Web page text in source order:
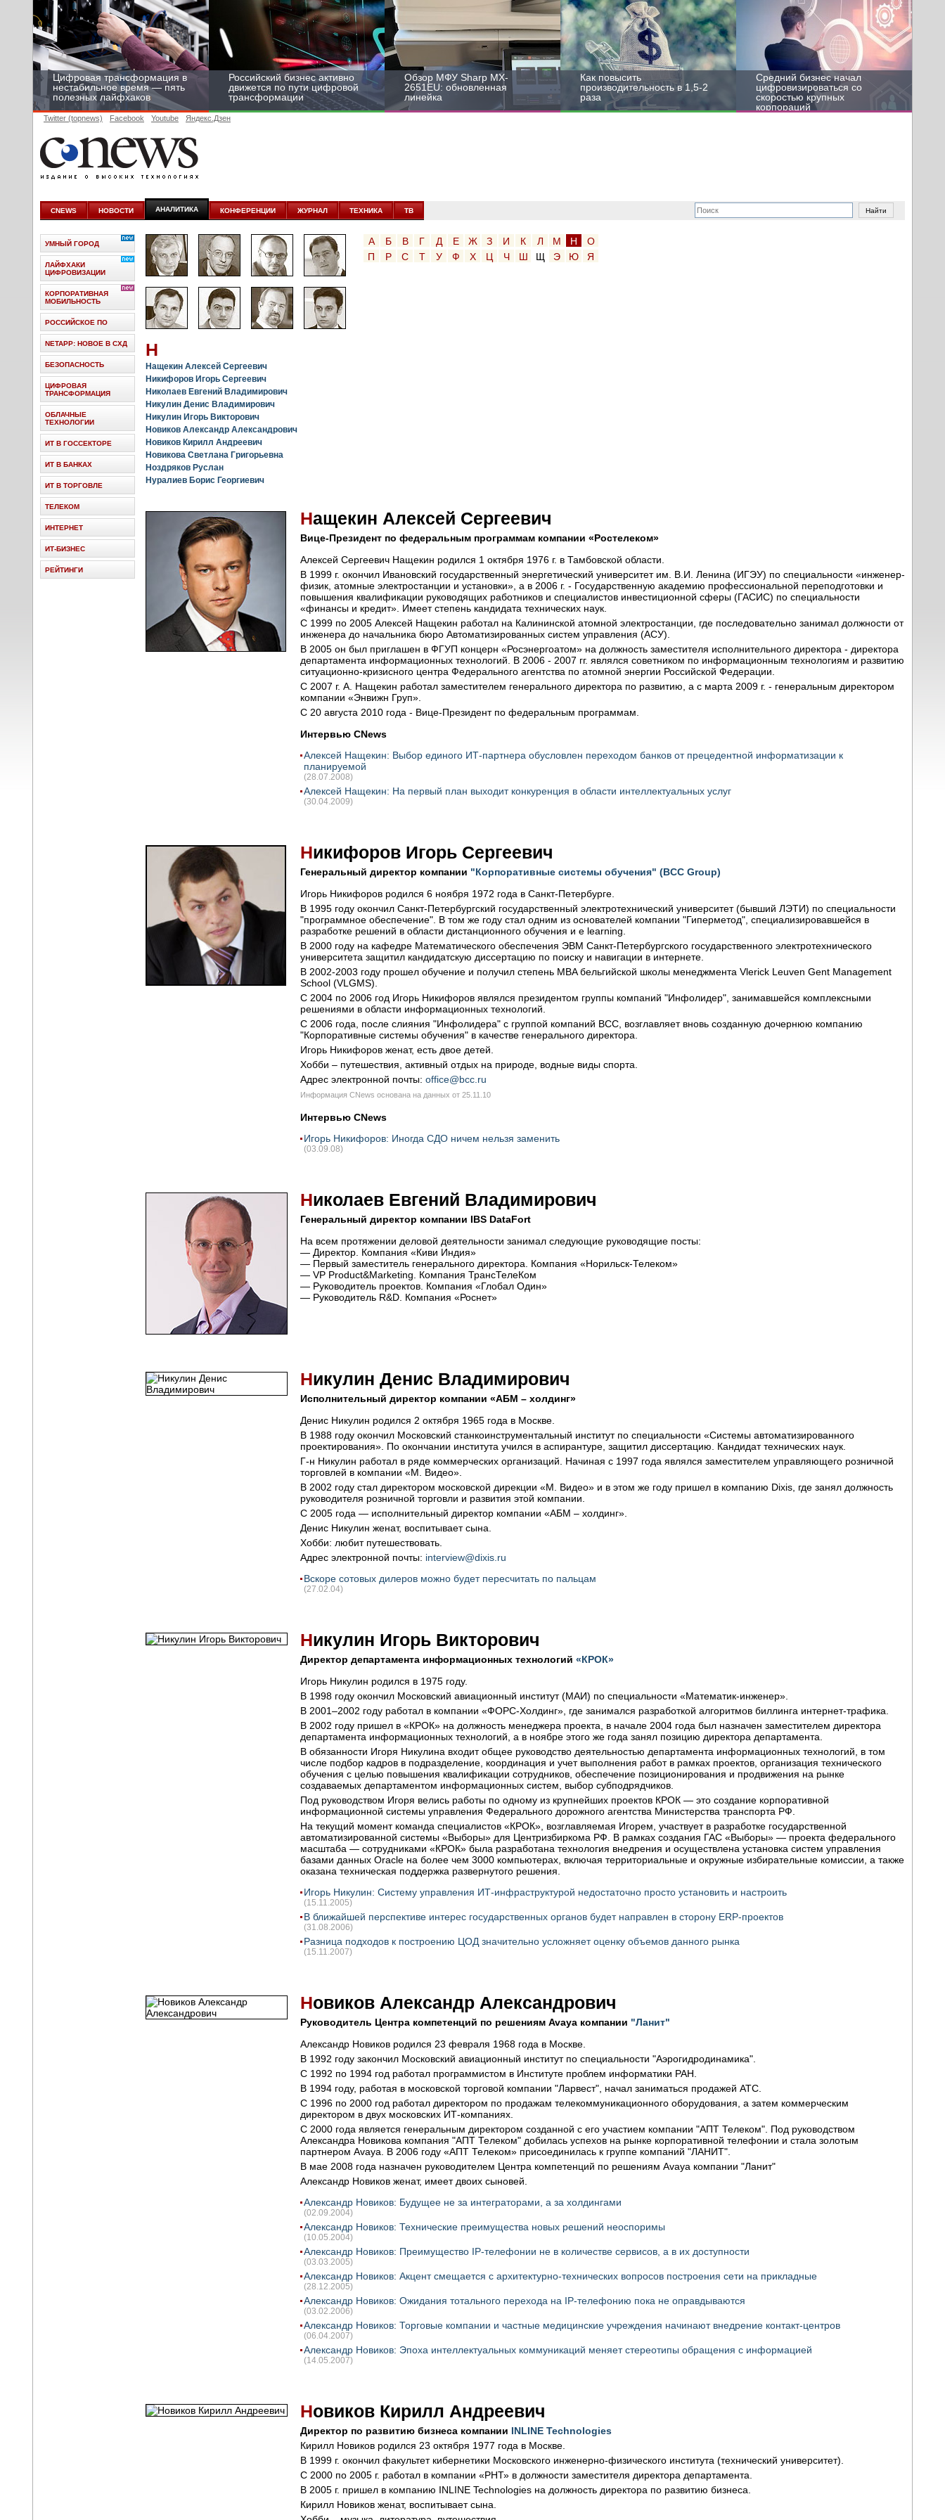
Цифровая трансформация в
нестабильное время — пять
полезных лайфхаков
Российский бизнес активно
движется по пути цифровой
трансформации
Обзор МФУ Sharp MX-
2651EU: обновленная
линейка
Как повысить
производительность в 1,5-2
раза
Средний бизнес начал
цифровизироваться со
скоростью крупных
корпораций
Twitter (topnews) Facebook Youtube Яндекс.Дзен
CNEWS НОВОСТИ АНАЛИТИКА КОНФЕРЕНЦИИ ЖУРНАЛ ТЕХНИКА ТВ
А Б В Г Д Е Ж З И К Л М Н
О
П
Р С Т У Ф Х Ц Ч Ш Щ Э Ю Я
H
Нащекин Алексей Сергеевич
Никифоров Игорь Сергеевич
Николаев Евгений Владимирович
Никулин Денис Владимирович
Никулин Игорь Викторович
Новиков Александр Александрович
Новиков Кирилл Андреевич
Новикова Светлана Григорьевна
Ноздряков Руслан
Нуралиев Борис Георгиевич
Нащекин Алексей Сергеевич
Вице-Президент по федеральным программам компании «Ростелеком»
Алексей Сергеевич Нащекин родился 1 октября 1976 г. в Тамбовской области.
В 1999 г. окончил Ивановский государственный энергетический университет им. В.И. Ленина (ИГЭУ) по специальности «инженер-
физик, атомные электростанции и установки», а в 2006 г. - Государственную академию профессиональной переподготовки и
повышения квалификации руководящих работников и специалистов инвестиционной сферы (ГАСИС) по специальности
«финансы и кредит». Имеет степень кандидата технических наук.
С 1999 по 2005 Алексей Нащекин работал на Калининской атомной электростанции, где последовательно занимал должности от
инженера до начальника бюро Автоматизированных систем управления (АСУ).
В 2005 он был приглашен в ФГУП концерн «Росэнергоатом» на должность заместителя исполнительного директора - директора
департамента информационных технологий. В 2006 - 2007 гг. являлся советником по информационным технологиям и развитию
ситуационно-кризисного центра Федерального агентства по атомной энергии Российской Федерации.
С 2007 г. А. Нащекин работал заместителем генерального директора по развитию, а с марта 2009 г. - генеральным директором
компании «Энвижн Груп».
С 20 августа 2010 года - Вице-Президент по федеральным программам.
Интервью CNews
Алексей Нащекин: Выбор единого ИТ-партнера обусловлен переходом банков от прецедентной информатизации к
планируемой
(28.07.2008)
Алексей Нащекин: На первый план выходит конкуренция в области интеллектуальных услуг
(30.04.2009)
Никифоров Игорь Сергеевич
Генеральный директор компании "Корпоративные системы обучения" (BCC Group)
Игорь Никифоров родился 6 ноября 1972 года в Санкт-Петербурге.
В 1995 году окончил Санкт-Петербургский государственный электротехнический университет (бывший ЛЭТИ) по специальности
"программное обеспечение". В том же году стал одним из основателей компании "Гиперметод", специализировавшейся в
разработке решений в области дистанционного обучения и e learning.
В 2000 году на кафедре Математического обеспечения ЭВМ Санкт-Петербургского государственного электротехнического
университета защитил кандидатскую диссертацию по поиску и навигации в интернете.
В 2002-2003 году прошел обучение и получил степень MBA бельгийской школы менеджмента Vlerick Leuven Gent Management
School (VLGMS).
С 2004 по 2006 год Игорь Никифоров являлся президентом группы компаний "Инфолидер", занимавшейся комплексными
решениями в области информационных технологий.
С 2006 года, после слияния "Инфолидера" с группой компаний BCC, возглавляет вновь созданную дочернюю компанию
"Корпоративные системы обучения" в качестве генерального директора.
Игорь Никифоров женат, есть двое детей.
Хобби – путешествия, активный отдых на природе, водные виды спорта.
Адрес электронной почты: office@bcc.ru
Информация CNews основана на данных от 25.11.10
Интервью CNews
Игорь Никифоров: Иногда СДО ничем нельзя заменить
(03.09.08)
Николаев Евгений Владимирович
Генеральный директор компании IBS DataFort
На всем протяжении деловой деятельности занимал следующие руководящие посты:
— Директор. Компания «Киви Индия»
— Первый заместитель генерального директора. Компания «Норильск-Телеком»
— VP Product&Marketing. Компания ТрансТелеКом
— Руководитель проектов. Компания «Глобал Один»
— Руководитель R&D. Компания «Роснет»
Никулин Денис Владимирович
Исполнительный директор компании «АБМ – холдинг»
Денис Никулин родился 2 октября 1965 года в Москве.
В 1988 году окончил Московский станкоинструментальный институт по специальности «Системы автоматизированного
проектирования». По окончании института учился в аспирантуре, защитил диссертацию. Кандидат технических наук.
Г-н Никулин работал в ряде коммерческих организаций. Начиная с 1997 года являлся заместителем управляющего розничной
торговлей в компании «М. Видео».
В 2002 году стал директором московской дирекции «М. Видео» и в этом же году пришел в компанию Dixis, где занял должность
руководителя розничной торговли и развития этой компании.
С 2005 года — исполнительный директор компании «АБМ – холдинг».
Денис Никулин женат, воспитывает сына.
Хобби: любит путешествовать.
Адрес электронной почты: interview@dixis.ru
Вскоре сотовых дилеров можно будет пересчитать по пальцам
(27.02.04)
Никулин Игорь Викторович
Директор департамента информационных технологий «КРОК»
Игорь Никулин родился в 1975 году.
В 1998 году окончил Московский авиационный институт (МАИ) по специальности «Математик-инженер».
В 2001–2002 году работал в компании «ФОРС-Холдинг», где занимался разработкой алгоритмов биллинга интернет-трафика.
В 2002 году пришел в «КРОК» на должность менеджера проекта, в начале 2004 года был назначен заместителем директора
департамента информационных технологий, а в ноябре этого же года занял позицию директора департамента.
В обязанности Игоря Никулина входит общее руководство деятельностью департамента информационных технологий, в том
числе подбор кадров в подразделение, координация и учет выполнения работ в рамках проектов, организация технического
обучения с целью повышения квалификации сотрудников, обеспечение позиционирования и продвижения на рынке
создаваемых департаментом информационных систем, выбор субподрядчиков.
Под руководством Игоря велись работы по одному из крупнейших проектов КРОК — это создание корпоративной
информационной системы управления Федерального дорожного агентства Министерства транспорта РФ.
На текущий момент команда специалистов «КРОК», возглавляемая Игорем, участвует в разработке государственной
автоматизированной системы «Выборы» для Центризбиркома РФ. В рамках создания ГАС «Выборы» — проекта федерального
масштаба — сотрудниками «КРОК» была разработана технология внедрения и осуществлена установка систем управления
базами данных Oracle на более чем 3000 компьютерах, включая территориальные и окружные избирательные комиссии, а также
оказана техническая поддержка развернутого решения.
Игорь Никулин: Систему управления ИТ-инфраструктурой недостаточно просто установить и настроить
(15.11.2005)
В ближайшей перспективе интерес государственных органов будет направлен в сторону ERP-проектов
(31.08.2006)
Разница подходов к построению ЦОД значительно усложняет оценку объемов данного рынка
(15.11.2007)
Новиков Александр Александрович
Руководитель Центра компетенций по решениям Avaya компании "Ланит"
Александр Новиков родился 23 февраля 1968 года в Москве.
В 1992 году закончил Московский авиационный институт по специальности "Аэрогидродинамика".
С 1992 по 1994 год работал программистом в Институте проблем информатики РАН.
В 1994 году, работая в московской торговой компании "Ларвест", начал заниматься продажей АТС.
С 1996 по 2000 год работал директором по продажам телекоммуникационного оборудования, а затем коммерческим
директором в двух московских ИТ-компаниях.
С 2000 года является генеральным директором созданной с его участием компании "АПТ Телеком". Под руководством
Александра Новикова компания "АПТ Телеком" добилась успехов на рынке корпоративной телефонии и стала золотым
партнером Avaya. В 2006 году «АПТ Телеком» присоединилась к группе компаний "ЛАНИТ".
В мае 2008 года назначен руководителем Центра компетенций по решениям Avaya компании "Ланит"
Александр Новиков женат, имеет двоих сыновей.
Александр Новиков: Будущее не за интеграторами, а за холдингами
(02.09.2004)
Александр Новиков: Технические преимущества новых решений неоспоримы
(10.05.2004)
Александр Новиков: Преимущество IP-телефонии не в количестве сервисов, а в их доступности
(03.03.2005)
Александр Новиков: Акцент смещается с архитектурно-технических вопросов построения сети на прикладные
(28.12.2005)
Александр Новиков: Ожидания тотального перехода на IP-телефонию пока не оправдываются
(03.02.2006)
Александр Новиков: Торговые компании и частные медицинские учреждения начинают внедрение контакт-центров
(06.04.2007)
Александр Новиков: Эпоха интеллектуальных коммуникаций меняет стереотипы обращения с информацией
(14.05.2007)
Новиков Кирилл Андреевич
Директор по развитию бизнеса компании INLINE Technologies
Кирилл Новиков родился 23 октября 1977 года в Москве.
В 1999 г. окончил факультет кибернетики Московского инженерно-физического института (технический университет).
С 2000 по 2005 г. работал в компании «РНТ» в должности заместителя директора департамента.
В 2005 г. пришел в компанию INLINE Technologies на должность директора по развитию бизнеса.
Кирилл Новиков женат, воспитывает сына.
УМНЫЙ ГОРОД
ЛАЙФХАКИ
ЦИФРОВИЗАЦИИ
КОРПОРАТИВНАЯ
МОБИЛЬНОСТЬ
РОССИЙСКОЕ ПО
NETAPP: НОВОЕ В СХД
БЕЗОПАСНОСТЬ
ЦИФРОВАЯ
ТРАНСФОРМАЦИЯ
ОБЛАЧНЫЕ
ТЕХНОЛОГИИ
ИТ В ГОССЕКТОРЕ
ИТ В БАНКАХ
ИТ В ТОРГОВЛЕ
ТЕЛЕКОМ
ИНТЕРНЕТ
ИТ-БИЗНЕС
РЕЙТИНГИ